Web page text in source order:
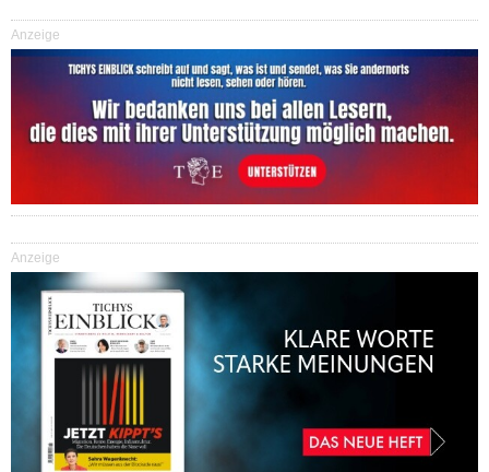
Anzeige
Anzeige